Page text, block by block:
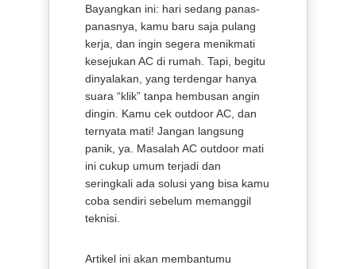
Bayangkan ini: hari sedang panas-
panasnya, kamu baru saja pulang
kerja, dan ingin segera menikmati
kesejukan AC di rumah. Tapi, begitu
dinyalakan, yang terdengar hanya
suara “klik” tanpa hembusan angin
dingin. Kamu cek outdoor AC, dan
ternyata mati! Jangan langsung
panik, ya. Masalah AC outdoor mati
ini cukup umum terjadi dan
seringkali ada solusi yang bisa kamu
coba sendiri sebelum memanggil
teknisi.
Artikel ini akan membantumu